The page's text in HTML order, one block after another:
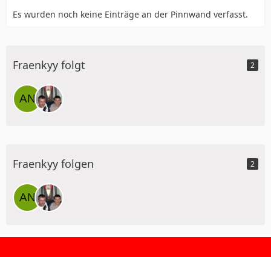
Es wurden noch keine Einträge an der Pinnwand verfasst.
Fraenkyy folgt 2
Fraenkyy folgen 2